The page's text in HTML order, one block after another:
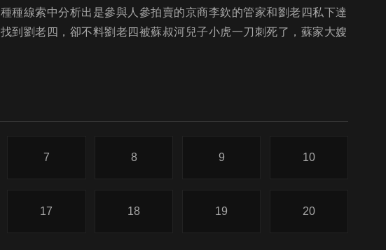
種線索中分析出是參與人參拍賣的京商李欽的管家和劉老四私下達
到劉老四，卻不料劉老四被蘇叔河兒子小虎一刀刺死了，蘇家大嫂
7 8 9 10
17 18 19 20